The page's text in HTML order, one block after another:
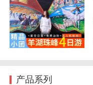
产品系列